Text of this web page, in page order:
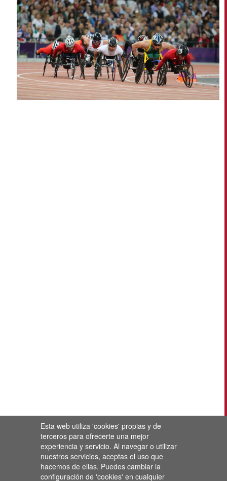
Esta web utiliza 'cookies' propias y de
terceros para ofrecerte una mejor
experiencia y servicio. Al navegar o utilizar
nuestros servicios, aceptas el uso que
hacemos de ellas. Puedes cambiar la
configuración de 'cookies' en cualquier